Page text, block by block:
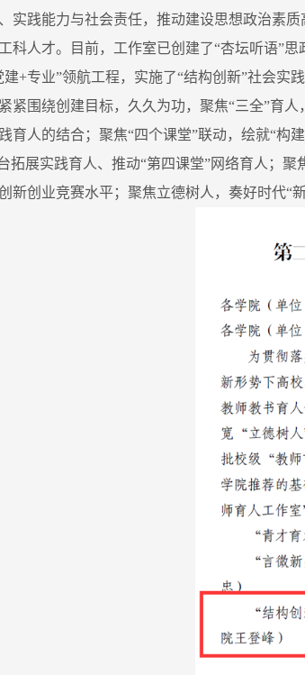
实践能力与社会责任，推动建设思想政治素
科人才。目前，工作室已创建了“杏坛听语”
建+专业”领航工程，实施了“结构创新”社会实践
紧围绕创建目标，久久为功，聚焦“三全”育人
育人的结合；聚焦“四个课堂”联动，绘就“构
拓展实践育人、推动“第四课堂”网络育人；
新创业竞赛水平；聚焦立德树人，奏好时代“